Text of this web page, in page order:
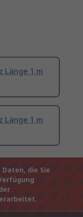
Länge 1 m
Länge 1 m
die Sie